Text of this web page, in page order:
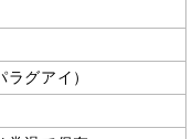
グアイ）